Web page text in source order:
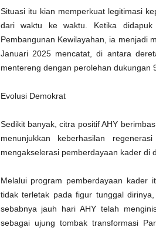
Situasi itu kian memperkuat legitimasi
dari waktu ke waktu. Ketika didapuk
Pembangunan Kewilayahan, ia menjadi
Januari 2025 mencatat, di antara
mentereng dengan perolehan dukungan
Evolusi Demokrat
Sedikit banyak, citra positif AHY
menunjukkan keberhasilan
mengakselerasi pemberdayaan kader di
Melalui program pemberdayaan kader
tidak terletak pada figur tunggal
sebabnya jauh hari AHY telah
sebagai ujung tombak transformasi